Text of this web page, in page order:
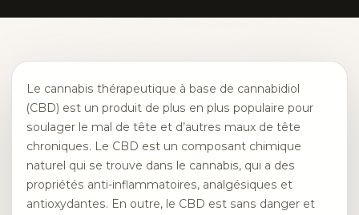
Le cannabis thérapeutique à base de cannabidiol
(CBD) est un produit de plus en plus populaire pour
soulager le mal de tête et d’autres maux de tête
chroniques. Le CBD est un composant chimique
naturel qui se trouve dans le cannabis, qui a des
propriétés anti-inflammatoires, analgésiques et
antioxydantes. En outre, le CBD est sans danger et